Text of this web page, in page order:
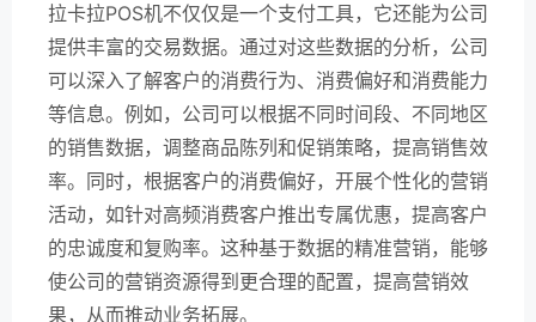
拉卡拉POS机不仅仅是一个支付工具，它还能为公司
提供丰富的交易数据。通过对这些数据的分析，公司
可以深入了解客户的消费行为、消费偏好和消费能力
等信息。例如，公司可以根据不同时间段、不同地区
的销售数据，调整商品陈列和促销策略，提高销售效
率。同时，根据客户的消费偏好，开展个性化的营销
活动，如针对高频消费客户推出专属优惠，提高客户
的忠诚度和复购率。这种基于数据的精准营销，能够
使公司的营销资源得到更合理的配置，提高营销效
果，从而推动业务拓展。